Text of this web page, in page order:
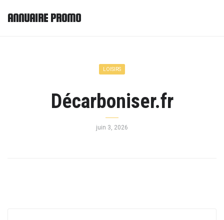
ANNUAIRE PROMO
LOISIRS
Décarboniser.fr
juin 3, 2026